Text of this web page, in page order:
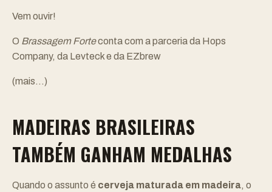
Vem ouvir!
O Brassagem Forteconta com a parceria da Hops
Company, da Levtecke da EZbrew
(mais…)
MADEIRAS BRASILEIRAS
TAMBÉM GANHAM MEDALHAS
Quando o assunto é cerveja maturada em madeira, o